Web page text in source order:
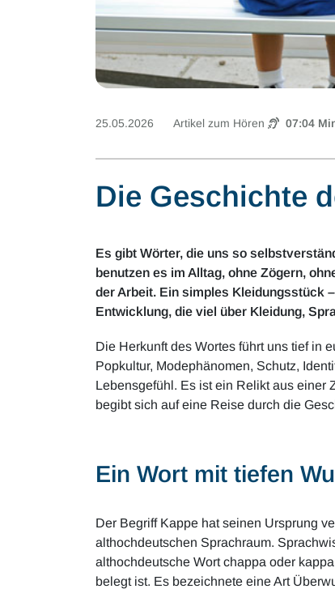
25.05.2026 Artikel zum Hören 07:04
Die Geschichte
Es gibt Wörter, die uns so
benutzen es im Alltag, ohne Zögern,
der Arbeit. Ein simples Kleidungsstück
Entwicklung, die viel über Kleidung,
Die Herkunft des Wortes führt uns tief in
Popkultur, Modephänomen, Schutz,
Lebensgefühl. Es ist ein Relikt aus einer
begibt sich auf eine Reise durch die
Ein Wort mit tiefen
Der Begriff Kappe hat seinen Ursprung
althochdeutschen Sprachraum.
althochdeutsche Wort chappa oder
belegt ist. Es bezeichnete eine Art